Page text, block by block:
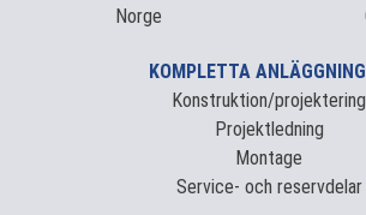
Norge
KOMPLETTA
Konstruktion/projektering
Projektledning
Montage
Service- och reservdelar